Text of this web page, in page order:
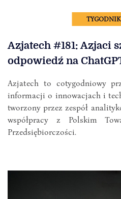
TYGODNIK
Azjatech #181: Azjaci
odpowiedź na
Azjatech to cotygodniowy
informacji o innowacjach i
tworzony przez zespół
współpracy z Polskim
Przedsiębiorczości.